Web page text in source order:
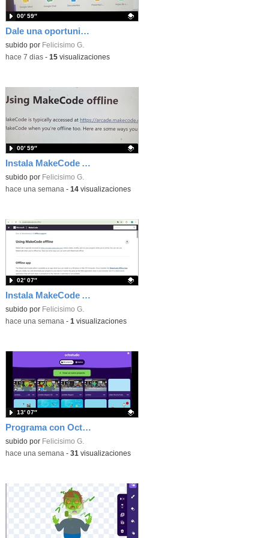
Dale una oportunidad a los Chromebooks y utiliza un proyector para realizar talleres si no tienes pantallas táctiles
Contenido educativo.
subido por Felicisimo G.
00′ 59″
-hace 7 dias- 15visualizaciones
Instala MakeCode Arcade para trabajar offline en tu tablet, ordenador, Chromebook
Contenido educativo.
subido por Felicisimo G.
00′ 59″
-hace una semana - 14visualizaciones
Instala MakeCode Arcade offline para programar grandes juegos sin necesidad de Internet
Contenido educativo.
subido por Felicisimo G.
02′ 07″
-hace una semana - 1 visualizaciones
Programa con OctoStudio, un juego de disparos contra Zombies con un cargador basado en el House of the dead
Contenido educativo.
subido por Felicisimo G.
13′ 07″
-hace una semana - 31 visualizaciones